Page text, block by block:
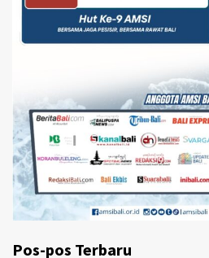
Pos-pos Terbaru